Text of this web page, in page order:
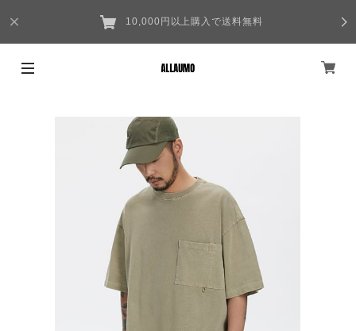
10,000円以上購入で送料無料